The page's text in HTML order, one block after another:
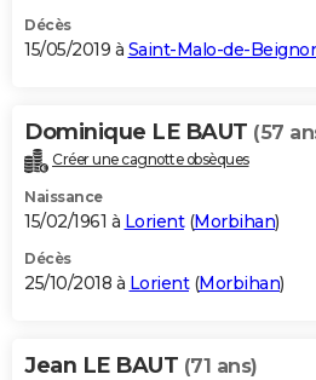
Décès
15/05/2019 à Saint-Malo-de-
Dominique LE BAUT (57
Créer une cagnotte obsèques
Naissance
15/02/1961 à Lorient(Morbihan)
Décès
25/10/2018 à Lorient(Morbihan)
Jean LE BAUT (71 ans)